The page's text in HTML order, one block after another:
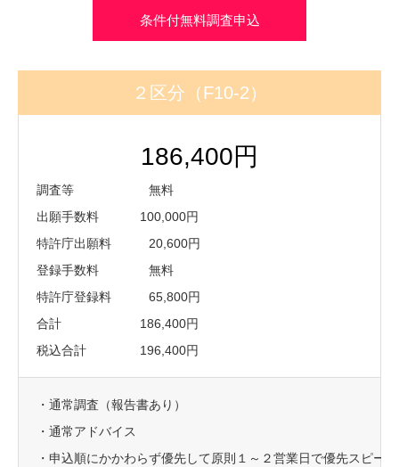
条件付無料調査申込
２区分（F10-2）
186,400円
調査等 無料
出願手数料 100,000円
特許庁出願料 20,600円
登録手数料 無料
特許庁登録料 65,800円
合計 186,400円
税込合計 196,400円
・通常調査（報告書あり）
・通常アドバイス
・申込順にかかわらず優先して原則１～２営業日で優先スピー